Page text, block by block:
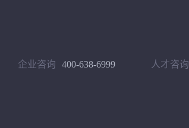
企业咨询 400-638-6999 人才咨询